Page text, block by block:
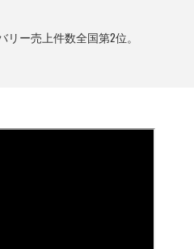
ー売上件数全国第2位。